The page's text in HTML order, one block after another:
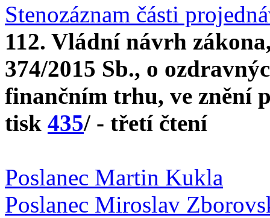
Stenozáznam části
112. Vládní návrh
374/2015 Sb., o
finančním trhu, ve znění
tisk 435/ - třetí čtení
Poslanec Martin Kukla
Poslanec Miroslav